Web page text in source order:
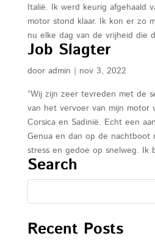
Italië. Ik werd keurig afgehaald
motor stond klaar. Ik kon er zo
nu elke dag van de vrijheid die
Job Slagter
door admin | nov 3, 2022
“Wij zijn zeer tevreden met de
van het vervoer van mijn motor
Corsica en Sadinië. Echt een
Genua en dan op de nachtboot
stress en gedoe op snelweg. Ik
Search
Recent Posts